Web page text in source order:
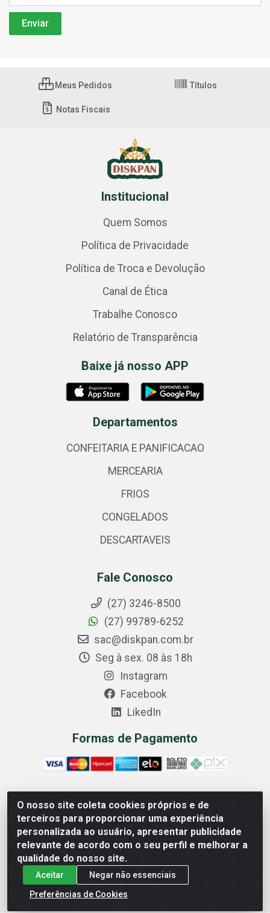
O nosso site coleta cookies próprios e de
terceiros para proporcionar uma experiência
personalizada ao usuário, apresentar publicidade
relevante de acordo com o seu perfil e melhorar a
qualidade do nosso site.
Aceitar
Negar não essenciais
Preferências de Cookies
Meus Pedidos Títulos
Notas Fiscais
Institucional
Quem Somos
Política de Privacidade
Política de Troca e Devolução
Canal de Ética
Trabalhe Conosco
Relatório de Transparência
Baixe já nosso APP
Departamentos
CONFEITARIA E PANIFICACAO
MERCEARIA
FRIOS
CONGELADOS
DESCARTAVEIS
Fale Conosco
(27) 3246-8500
(27) 99789-6252
sac@diskpan.com.br
Seg à sex. 08 às 18h
Instagram
Facebook
LikedIn
Formas de Pagamento
Comercial Diskpan Ltda - Av. Fernando Antonio, 1911 -
Sotelandia, Cariacica/ES - CEP 29140-669 - CNPJ
02.691.482/0001-07